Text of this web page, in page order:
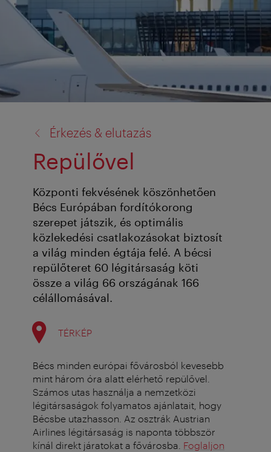
Érkezés & elutazás
Repülővel
Központi fekvésének köszönhetően
Bécs Európában fordítókorong
szerepet játszik, és optimális
közlekedési csatlakozásokat biztosít
a világ minden égtája felé. A bécsi
repülőteret 60 légitársaság köti
össze a világ 66 országának 166
célállomásával.
TÉRKÉP
Bécs minden európai fővárosból kevesebb
mint három óra alatt elérhető repülővel.
Számos utas használja a nemzetközi
légitársaságok folyamatos ajánlatait, hogy
Bécsbe utazhasson. Az osztrák Austrian
Airlines légitársaság is naponta többször
kínál direkt járatokat a fővárosba. Foglaljon